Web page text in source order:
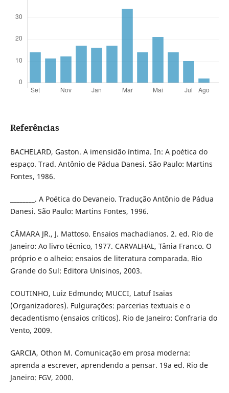
Referências
BACHELARD, Gaston. A imensidão íntima. In: A poética do
espaço. Trad. Antônio de Pádua Danesi. São Paulo: Martins
Fontes, 1986.
________. A Poética do Devaneio. Tradução Antônio de Pádua
Danesi. São Paulo: Martins Fontes, 1996.
CÂMARA JR., J. Mattoso. Ensaios machadianos. 2. ed. Rio de
Janeiro: Ao livro técnico, 1977. CARVALHAL, Tânia Franco. O
próprio e o alheio: ensaios de literatura comparada. Rio
Grande do Sul: Editora Unisinos, 2003.
COUTINHO, Luiz Edmundo; MUCCI, Latuf Isaias
(Organizadores). Fulgurações: parcerias textuais e o
decadentismo (ensaios críticos). Rio de Janeiro: Confraria do
Vento, 2009.
GARCIA, Othon M. Comunicação em prosa moderna:
aprenda a escrever, aprendendo a pensar. 19a ed. Rio de
Janeiro: FGV, 2000.